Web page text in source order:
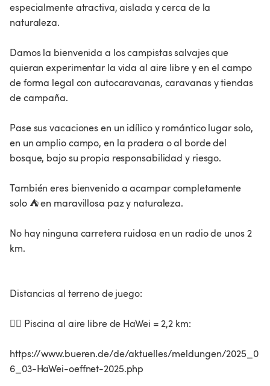
especialmente atractiva, aislada y cerca de la
naturaleza.
Damos la bienvenida a los campistas salvajes que
quieran experimentar la vida al aire libre y en el campo
de forma legal con autocaravanas, caravanas y tiendas
de campaña.
Pase sus vacaciones en un idílico y romántico lugar solo,
en un amplio campo, en la pradera o al borde del
bosque, bajo su propia responsabilidad y riesgo.
También eres bienvenido a acampar completamente
solo ⛺ en maravillosa paz y naturaleza.
No hay ninguna carretera ruidosa en un radio de unos 2
km.
Distancias al terreno de juego:
🏊‍♂️ Piscina al aire libre de HaWei = 2,2 km:
https://www.bueren.de/de/aktuelles/meldungen/2025_0
6_03-HaWei-oeffnet-2025.php